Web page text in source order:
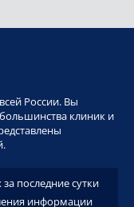
России. Вы
клиник и
последние сутки
информации